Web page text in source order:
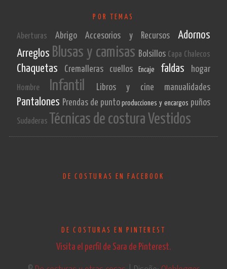
POR TEMAS
AberturasAbrigoAccesorios y RecursosAdornos
Arreglos Blusas y camisas Bolsillos Capa Chalecos
Chaquetas Cremalleras cuellosEncaje faldas hogar
Hombre Infantil Libros y cine manualidades
Pantalones Prendas de puntoproducciones y encargos puños
Sudaderas Técnicas de costura Vestidos
DE COSTURAS EN FACEBOOK
DE COSTURAS EN PINTEREST
Visita el perfil de Sara de Pinterest.